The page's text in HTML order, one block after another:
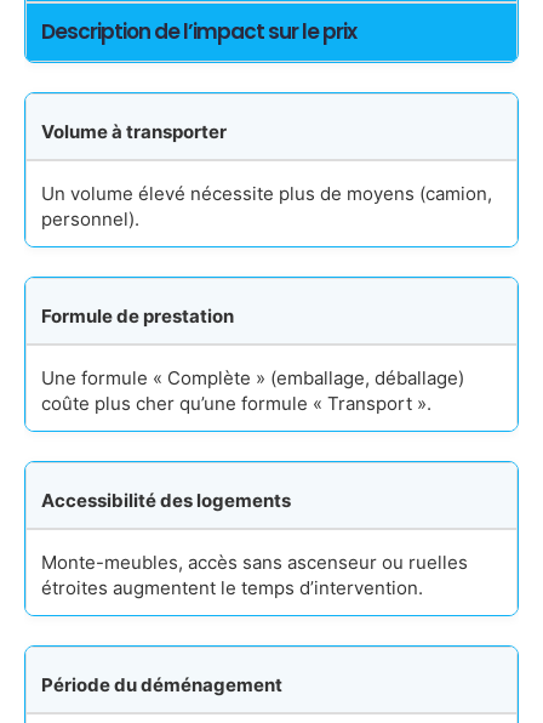
Description de l’impact sur le prix
Volume à transporter
Un volume élevé nécessite plus de moyens (camion,
personnel).
Formule de prestation
Une formule « Complète » (emballage, déballage)
coûte plus cher qu’une formule « Transport ».
Accessibilité des logements
Monte-meubles, accès sans ascenseur ou ruelles
étroites augmentent le temps d’intervention.
Période du déménagement